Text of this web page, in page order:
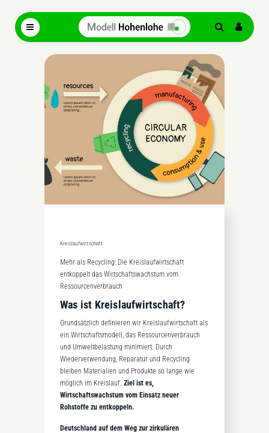
Kreislaufwirtschaft
Mehr als Recycling: Die Kreislaufwirtschaft
entkoppelt das Wirtschaftswachstum vom
Ressourcenverbrauch
Was ist Kreislaufwirtschaft?
Grundsätzlich definieren wir Kreislaufwirtschaft als
ein Wirtschaftsmodell, das Ressourcenverbrauch
und Umweltbelastung minimiert. Durch
Wiederverwendung, Reparatur und Recycling
bleiben Materialien und Produkte so lange wie
möglich im Kreislauf. Ziel ist es,
Wirtschaftswachstum vom Einsatz neuer
Rohstoffe zu entkoppeln.
Deutschland auf dem Weg zur zirkulären